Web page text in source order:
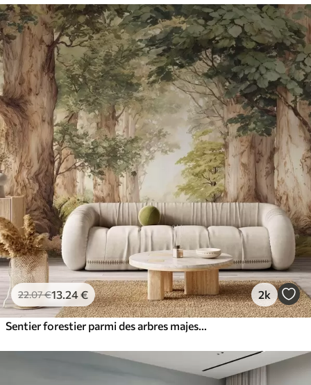
22.07€13 .24€ 2k